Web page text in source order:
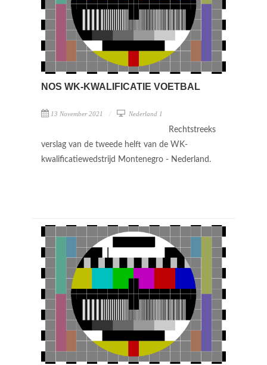
NOS WK-KWALIFICATIE VOETBAL
13 November 2021 Nederland 1
Rechtstreeks
verslag van de tweede helft van de WK-
kwalificatiewedstrijd Montenegro - Nederland.